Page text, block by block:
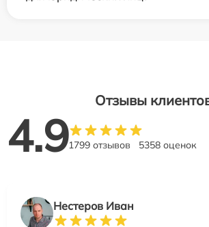
Отзывы
4.91799 отзывов 5358 оценок
Нестеров Иван